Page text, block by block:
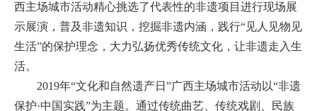
西主场城市活动精心挑选了代表性的非遗项目进行现场展
示展演，普及非遗知识，挖掘非遗内涵，践行“见人见物见
生活”的保护理念，大力弘扬优秀传统文化，让非遗走入生
活。
2019年“文化和自然遗产日”广西主场城市活动以“非遗
保护·中国实践”为主题。通过传统曲艺、传统戏剧、民族